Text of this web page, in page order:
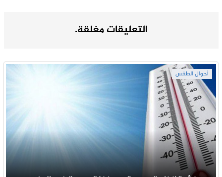
التعليقات مغلقة.
أحوال الطقس